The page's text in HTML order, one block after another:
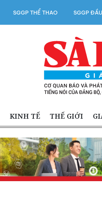
SGGP THỂ THAO SGGP
KINH TẾ THẾ GIỚI